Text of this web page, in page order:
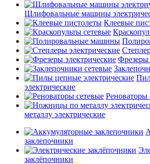
Шлифовальные машины
Клеевые
Фрезеры
электрические
Реноваторы
металлу электрические
заклепочники
заклёпочники